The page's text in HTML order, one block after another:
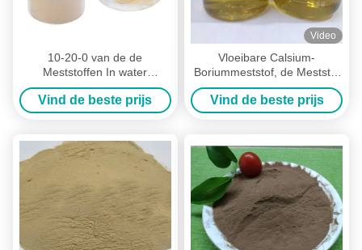
10-20-0 van de de
Meststoffen In water
oplosbare Installatie van NPK
weerstaat de Blad Koude
Winter
Vind de beste prijs
Video
Vloeibare Calsium-
Boriummeststof, de Meststof
van de Fruitboom met
Aminozuren in Installaties
Vind de beste prijs